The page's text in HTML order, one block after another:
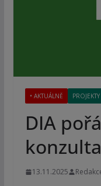
• AKTUÁLNĚ PROJEKTY
DIA
13.11.2025